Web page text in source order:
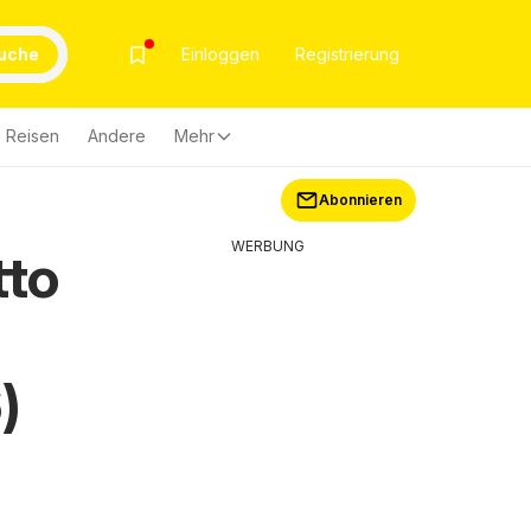
Einloggen Registrierung
Reisen Andere Mehr
Abonnieren
WERBUNG